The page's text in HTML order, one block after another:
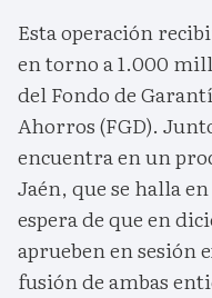
Esta operación
en torno a 1.000
del Fondo de
Ahorros (FGD).
encuentra en un
Jaén, que se halla
espera de que en
aprueben en sesión
fusión de ambas